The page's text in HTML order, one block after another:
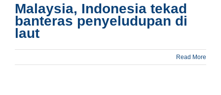
Malaysia, Indonesia tekad
banteras penyeludupan di
laut
Read More